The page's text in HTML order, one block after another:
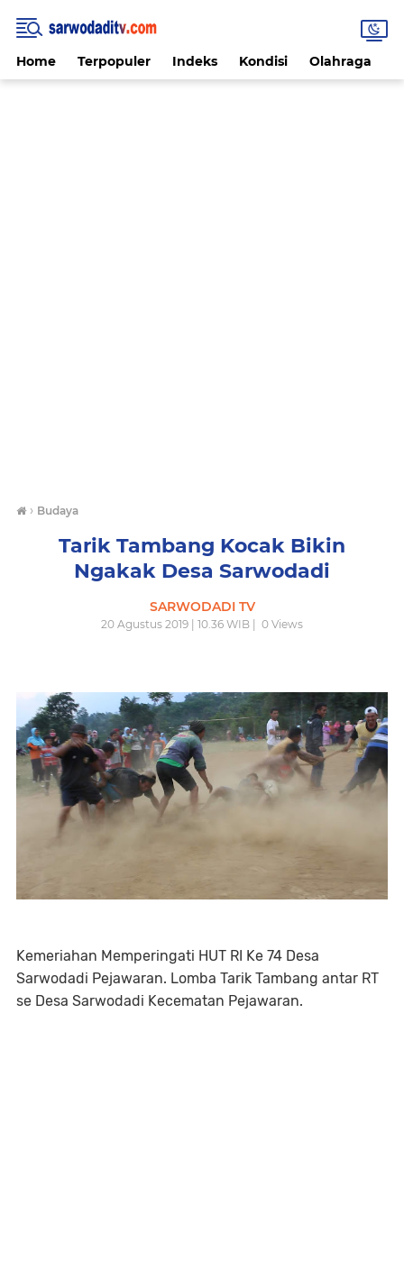
Home Terpopuler Indeks Kondisi Olahraga
› Budaya
Tarik Tambang Kocak Bikin
Ngakak Desa Sarwodadi
SARWODADI TV
20 Agustus 2019 | 10.36 WIB | 0 Views
Kemeriahan Memperingati HUT RI Ke 74 Desa
Sarwodadi Pejawaran. Lomba Tarik Tambang antar RT
se Desa Sarwodadi Kecematan Pejawaran.